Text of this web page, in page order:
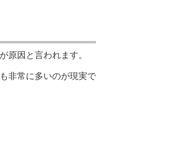
原因と言われます。
非常に多いのが現実で